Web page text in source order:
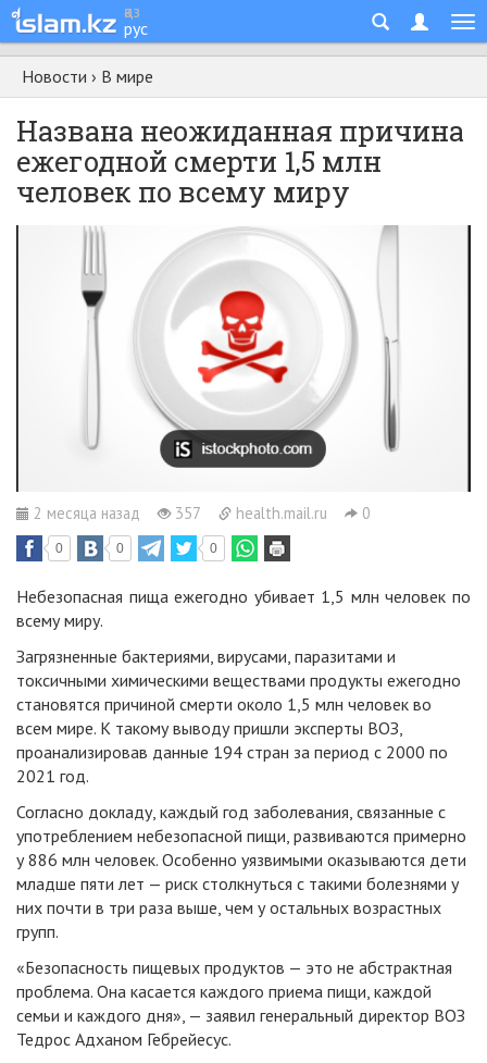
қаз
рус
Новости › В мире
Названа неожиданная причина
ежегодной смерти 1,5 млн
человек по всему миру
2 месяца назад 357 health.mail.ru 0
0 0 0
Небезопасная пища ежегодно убивает 1,5 млн человек по
всему миру.
Загрязненные бактериями, вирусами, паразитами и
токсичными химическими веществами продукты ежегодно
становятся причиной смерти около 1,5 млн человек во
всем мире. К такому выводу пришли эксперты ВОЗ,
проанализировав данные 194 стран за период с 2000 по
2021 год.
Согласно докладу, каждый год заболевания, связанные с
употреблением небезопасной пищи, развиваются примерно
у 886 млн человек. Особенно уязвимыми оказываются дети
младше пяти лет — риск столкнуться с такими болезнями у
них почти в три раза выше, чем у остальных возрастных
групп.
«Безопасность пищевых продуктов — это не абстрактная
проблема. Она касается каждого приема пищи, каждой
семьи и каждого дня», — заявил генеральный директор ВОЗ
Тедрос Адханом Гебрейесус.